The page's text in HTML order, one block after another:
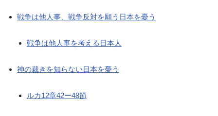
戦争は他人事、戦争反対を願う日本を憂う
戦争は他人事を考える日本人
神の裁きを知らない日本を憂う
ルカ12章42ー48節